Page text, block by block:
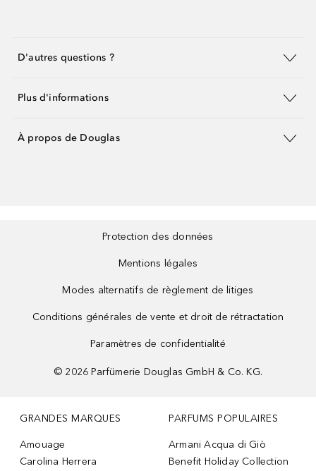
D'autres questions ?
Plus d'informations
À propos de Douglas
Protection des données
Mentions légales
Modes alternatifs de règlement de litiges
Conditions générales de vente et droit de rétractation
Paramètres de confidentialité
© 2026 Parfümerie Douglas GmbH & Co. KG.
GRANDES MARQUES
Amouage
Carolina Herrera
PARFUMS POPULAIRES
Armani Acqua di Giò
Benefit Holiday Collection